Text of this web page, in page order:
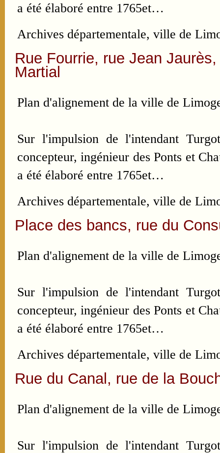
a été élaboré entre 1765et…
Archives départementale, ville de
Rue Fourrie, rue Jean
Martial
Plan d'alignement de la ville de
Sur l'impulsion de l'intendant
concepteur, ingénieur des Ponts et
a été élaboré entre 1765et…
Archives départementale, ville de
Place des bancs, rue du
Plan d'alignement de la ville de
Sur l'impulsion de l'intendant
concepteur, ingénieur des Ponts et
a été élaboré entre 1765et…
Archives départementale, ville de
Rue du Canal, rue de la
Plan d'alignement de la ville de
Sur l'impulsion de l'intendant